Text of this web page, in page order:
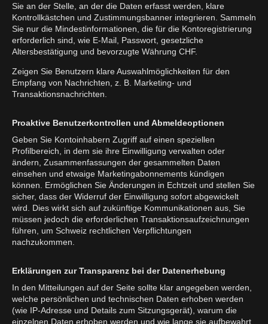
Sie an der Stelle, an der die Daten erfasst werden, klare
Kontrollkästchen und Zustimmungsbanner integrieren. Sammeln
Sie nur die Mindestinformationen, die für die Kontoregistrierung
erforderlich sind, wie E-Mail, Passwort, gesetzliche
Altersbestätigung und bevorzugte Währung CHF.
Zeigen Sie Benutzern klare Auswahlmöglichkeiten für den
Empfang von Nachrichten, z. B. Marketing- und
Transaktionsnachrichten.
Proaktive Benutzerkontrollen und Abmeldeoptionen
Geben Sie Kontoinhabern Zugriff auf einen speziellen
Profilbereich, in dem sie ihre Einwilligung verwalten oder
ändern, Zusammenfassungen der gesammelten Daten
einsehen und etwaige Marketingabonnements kündigen
können. Ermöglichen Sie Änderungen in Echtzeit und stellen Sie
sicher, dass der Widerruf der Einwilligung sofort abgewickelt
wird. Dies wirkt sich auf zukünftige Kommunikationen aus, Sie
müssen jedoch die erforderlichen Transaktionsaufzeichnungen
führen, um Schweiz rechtlichen Verpflichtungen
nachzukommen.
Erklärungen zur Transparenz bei der Datenerhebung
In den Mitteilungen auf der Seite sollte klar angegeben werden,
welche persönlichen und technischen Daten erhoben werden
(wie IP-Adresse und Details zum Sitzungsgerät), warum die
einzelnen Daten erhoben werden und wie lange sie aufbewahrt